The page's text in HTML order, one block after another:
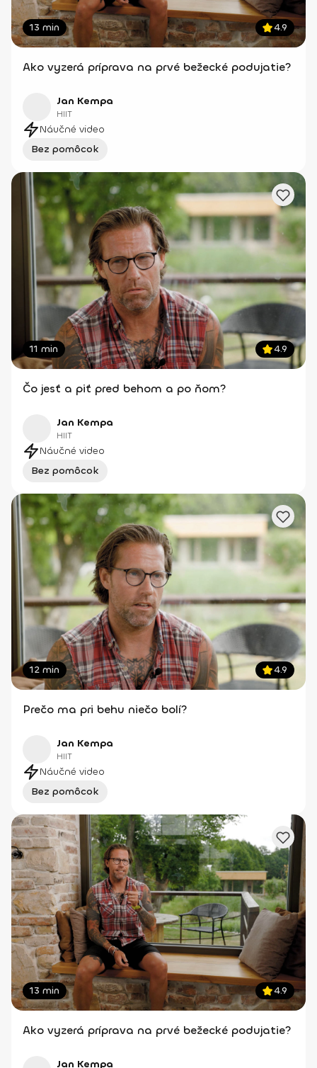
13 min 4.9
Ako vyzerá príprava na prvé bežecké podujatie?
Jan Kempa
HIIT
Náučné video
Bez pomôcok
11 min 4.9
Čo jesť a piť pred behom a po ňom?
Jan Kempa
HIIT
Náučné video
Bez pomôcok
12 min 4.9
Prečo ma pri behu niečo bolí?
Jan Kempa
HIIT
Náučné video
Bez pomôcok
13 min 4.9
Ako vyzerá príprava na prvé bežecké podujatie?
Jan Kempa